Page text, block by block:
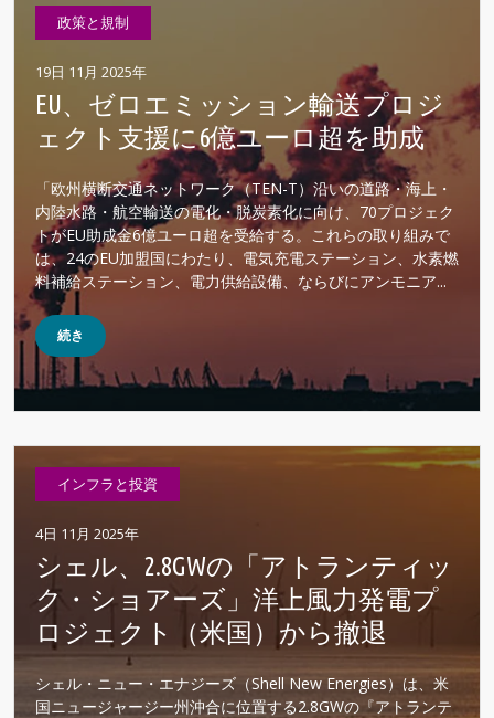
政策と規制
19日 11月 2025年
EU、ゼロエミッション輸送プロジ
ェクト支援に6億ユーロ超を助成
「欧州横断交通ネットワーク（TEN-T）沿いの道路・海上・
内陸水路・航空輸送の電化・脱炭素化に向け、70プロジェク
トがEU助成金6億ユーロ超を受給する。これらの取り組みで
は、24のEU加盟国にわたり、電気充電ステーション、水素燃
料補給ステーション、電力供給設備、ならびにアンモニア...
続き
インフラと投資
4日 11月 2025年
シェル、2.8GWの「アトランティッ
ク・ショアーズ」洋上風力発電プ
ロジェクト（米国）から撤退
シェル・ニュー・エナジーズ（Shell New Energies）は、米
国ニュージャージー州沖合に位置する2.8GWの『アトランテ